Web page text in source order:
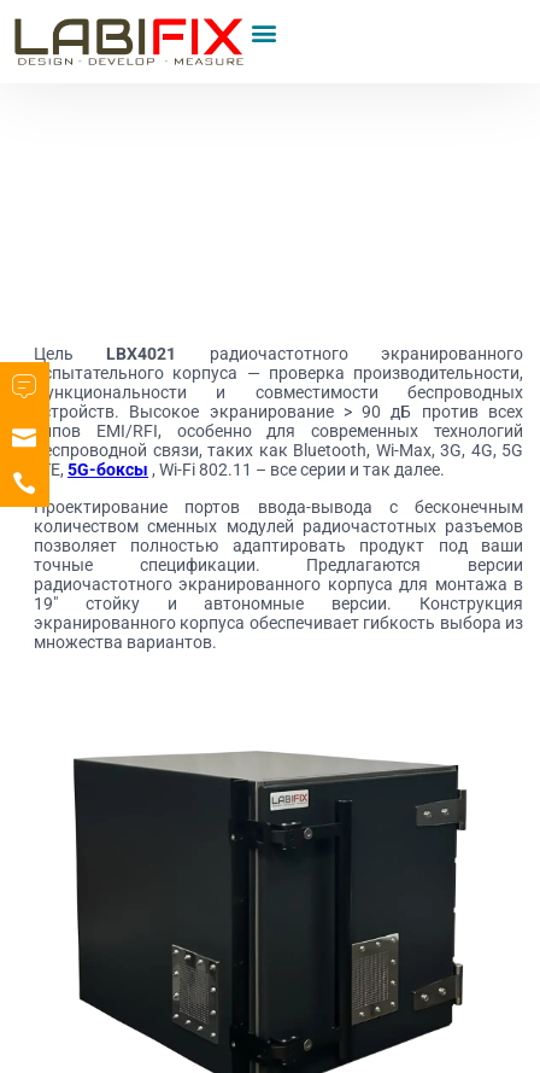
Цель LBX4021 радиочастотного экранированного
испытательного корпуса — проверка производительности,
функциональности и совместимости беспроводных
устройств. Высокое экранирование > 90 дБ против всех
типов EMI/RFI, особенно для современных технологий
беспроводной связи, таких как Bluetooth, Wi-Max, 3G, 4G, 5G
LTE, 5G-боксы , Wi-Fi 802.11 – все серии и так далее.
Проектирование портов ввода-вывода с бесконечным
количеством сменных модулей радиочастотных разъемов
позволяет полностью адаптировать продукт под ваши
точные спецификации. Предлагаются версии
радиочастотного экранированного корпуса для монтажа в
19″ стойку и автономные версии. Конструкция
экранированного корпуса обеспечивает гибкость выбора из
множества вариантов.